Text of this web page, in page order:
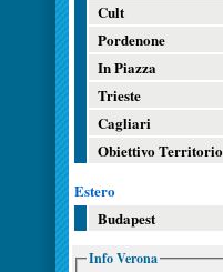
Cult
Pordenone
In Piazza
Trieste
Cagliari
Obiettivo Territorio
Estero
Budapest
Info Verona